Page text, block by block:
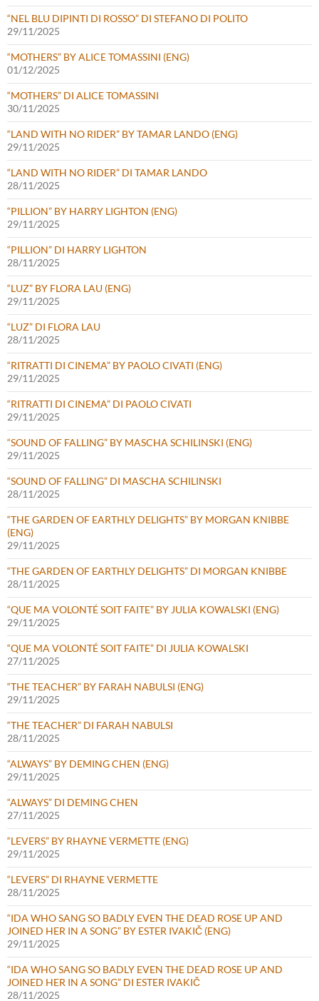
“NEL BLU DIPINTI DI ROSSO” DI STEFANO DI POLITO
29/11/2025
“MOTHERS” BY ALICE TOMASSINI (ENG)
01/12/2025
“MOTHERS” DI ALICE TOMASSINI
30/11/2025
“LAND WITH NO RIDER” BY TAMAR LANDO (ENG)
29/11/2025
“LAND WITH NO RIDER” DI TAMAR LANDO
28/11/2025
“PILLION” BY HARRY LIGHTON (ENG)
29/11/2025
“PILLION” DI HARRY LIGHTON
28/11/2025
“LUZ” BY FLORA LAU (ENG)
29/11/2025
“LUZ” DI FLORA LAU
28/11/2025
“RITRATTI DI CINEMA” BY PAOLO CIVATI (ENG)
29/11/2025
“RITRATTI DI CINEMA” DI PAOLO CIVATI
29/11/2025
“SOUND OF FALLING” BY MASCHA SCHILINSKI (ENG)
29/11/2025
“SOUND OF FALLING” DI MASCHA SCHILINSKI
28/11/2025
“THE GARDEN OF EARTHLY DELIGHTS” BY MORGAN KNIBBE
(ENG)
29/11/2025
“THE GARDEN OF EARTHLY DELIGHTS” DI MORGAN KNIBBE
28/11/2025
“QUE MA VOLONTÉ SOIT FAITE” BY JULIA KOWALSKI (ENG)
29/11/2025
“QUE MA VOLONTÉ SOIT FAITE” DI JULIA KOWALSKI
27/11/2025
“THE TEACHER” BY FARAH NABULSI (ENG)
29/11/2025
“THE TEACHER” DI FARAH NABULSI
28/11/2025
“ALWAYS” BY DEMING CHEN (ENG)
29/11/2025
“ALWAYS” DI DEMING CHEN
27/11/2025
“LEVERS” BY RHAYNE VERMETTE (ENG)
29/11/2025
“LEVERS” DI RHAYNE VERMETTE
28/11/2025
“IDA WHO SANG SO BADLY EVEN THE DEAD ROSE UP AND
JOINED HER IN A SONG” BY ESTER IVAKIČ (ENG)
29/11/2025
“IDA WHO SANG SO BADLY EVEN THE DEAD ROSE UP AND
JOINED HER IN A SONG” DI ESTER IVAKIČ
28/11/2025